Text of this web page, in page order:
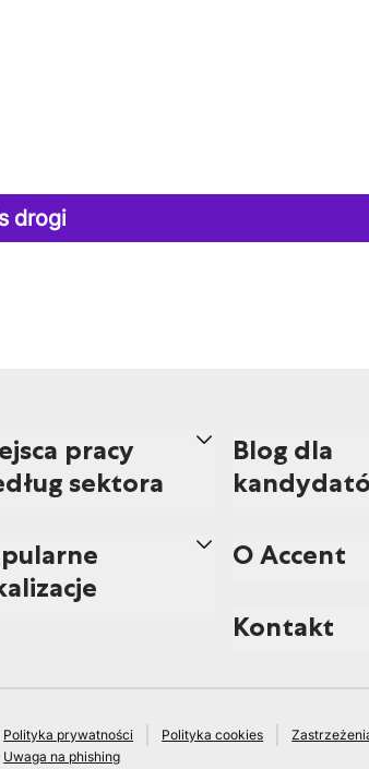
drogi
pracy
sektora
Blog dla
O Accent
Kontakt
Polityka prywatności Polityka cookies
Uwaga na phishing